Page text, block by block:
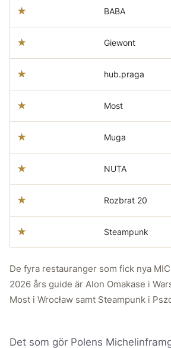
★ BABA
★ Giewont
★ hub.praga
★ Most
★ Muga
★ NUTA
★ Rozbrat 20
★ Steampunk
De fyra restauranger som fick nya
2026 års guide är Alon Omakase i
Most i Wrocław samt Steampunk i
Det som gör Polens